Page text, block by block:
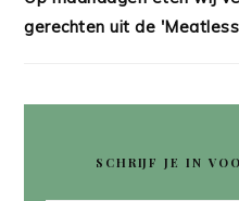
gerechten uit de
SCHRIJF JE IN